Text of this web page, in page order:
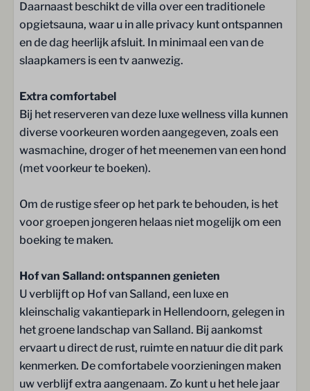
Buiten
Tuin
1 Parkeerplaats (gratis)
Terras
Luxe tuinset
Parasol
Faciliteiten
Ontbijtservice
Speeltuin
Trampoline
Laadpalen
Restaurant De Hazelaer
Tennisbaan
Fietsverhuur
Zwembad
Schoonmaakservice
Daarnaast beschikt de villa over een traditionele
opgietsauna, waar u in alle privacy kunt ontspannen
en de dag heerlijk afsluit. In minimaal een van de
slaapkamers is een tv aanwezig.
Extra comfortabel
Bij het reserveren van deze luxe wellness villa kunnen
diverse voorkeuren worden aangegeven, zoals een
wasmachine, droger of het meenemen van een hond
(met voorkeur te boeken).
Om de rustige sfeer op het park te behouden, is het
voor groepen jongeren helaas niet mogelijk om een
boeking te maken.
Hof van Salland: ontspannen genieten
U verblijft op Hof van Salland, een luxe en
kleinschalig vakantiepark in Hellendoorn, gelegen in
het groene landschap van Salland. Bij aankomst
ervaart u direct de rust, ruimte en natuur die dit park
kenmerken. De comfortabele voorzieningen maken
uw verblijf extra aangenaam. Zo kunt u het hele jaar